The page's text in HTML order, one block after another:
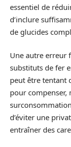
essentiel de
d’inclure
de glucides
Une autre erreur
substituts de fer
peut être tentant
pour compenser,
d’éviter une
entraîner des